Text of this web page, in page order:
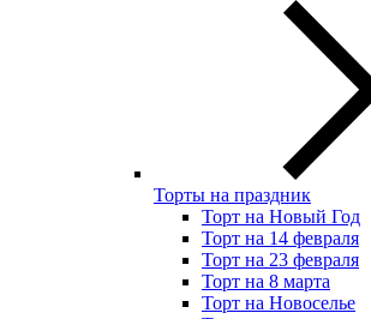
Торты на праздник
Торт на Новый Год
Торт на 14 февраля
Торт на 23 февраля
Торт на 8 марта
Торт на Новоселье